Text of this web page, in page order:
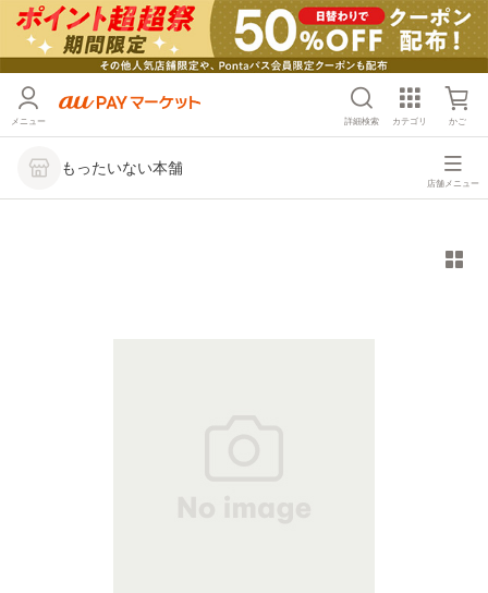
メニュー 詳細検索 カテゴリ かご
もったいない本舗
店舗メニュー